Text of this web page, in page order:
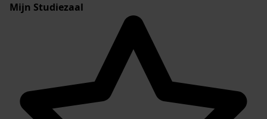
Mijn Studiezaal